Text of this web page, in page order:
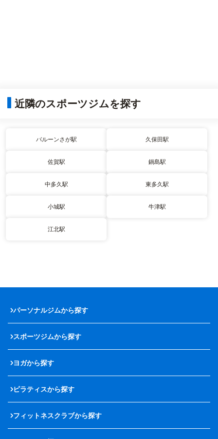
近隣のスポーツジムを探す
バルーンさが駅 久保田駅
佐賀駅 鍋島駅
中多久駅 東多久駅
小城駅 牛津駅
江北駅
パーソナルジムから探す
スポーツジムから探す
ヨガから探す
ピラティスから探す
フィットネスクラブから探す